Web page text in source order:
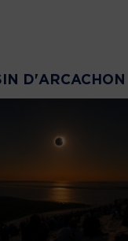
D'ARCACHON